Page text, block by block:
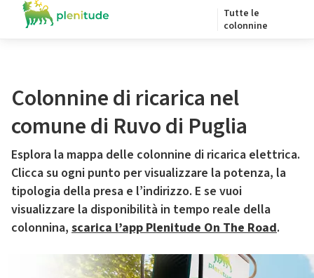
Tutte le
colonnine
Colonnine di ricarica nel
comune di Ruvo di Puglia
Esplora la mappa delle colonnine di ricarica elettrica.
Clicca su ogni punto per visualizzare la potenza, la
tipologia della presa e l’indirizzo. E se vuoi
visualizzare la disponibilità in tempo reale della
colonnina, scarica l’app Plenitude On The Road.